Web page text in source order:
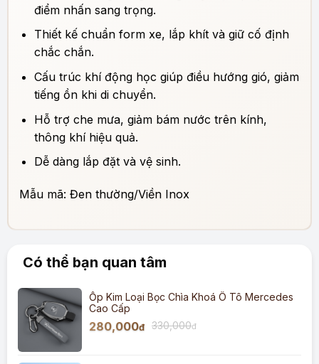
điểm nhấn sang trọng.
Thiết kế chuẩn form xe, lắp khít và giữ cố định
chắc chắn.
Cấu trúc khí động học giúp điều hướng gió, giảm
tiếng ồn khi di chuyển.
Hỗ trợ che mưa, giảm bám nước trên kính,
thông khí hiệu quả.
Dễ dàng lắp đặt và vệ sinh.
Mẫu mã: Đen thường/Viền Inox
Có thể bạn quan tâm
Ốp Kim Loại Bọc Chìa Khoá Ô Tô Mercedes
Cao Cấp
280,000đ 330,000đ